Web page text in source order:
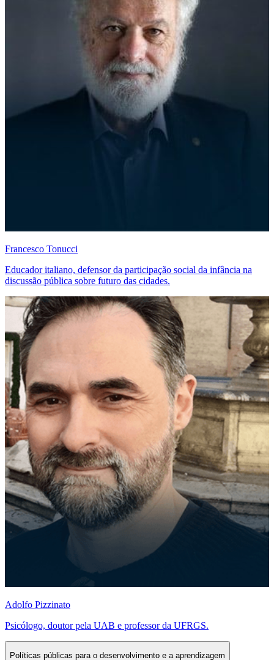
Francesco Tonucci
Educador italiano, defensor da participação social da infância na
discussão pública sobre futuro das cidades.
Adolfo Pizzinato
Psicólogo, doutor pela UAB e professor da UFRGS.
Políticas públicas para o desenvolvimento e a aprendizagem